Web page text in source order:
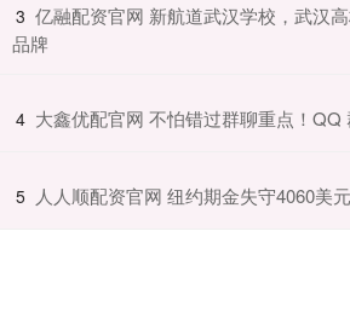
3 亿融配资官网 新航道武汉学校，武汉
品牌
4 大鑫优配官网 不怕错过群聊重点！QQ
5 人人顺配资官网 纽约期金失守4060美